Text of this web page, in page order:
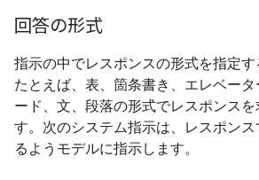
回答の形式
指示の中でレスポンスの形式を指定す
たとえば、表、箇条書き、エレベー
ード、文、段落の形式でレスポンス
す。次のシステム指示は、レスポン
るようモデルに指示します。